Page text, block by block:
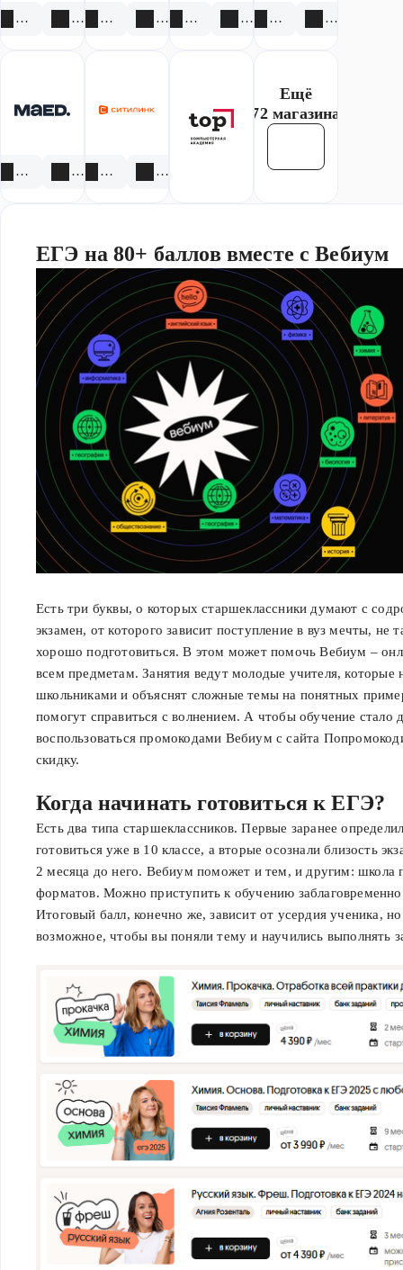
8 акций 3 скидки1 акция 2 скидки2 акции 7 скидок2 акции 2 скидки
2 акции 1 скидка3 акции 1 скидка
Ещё
72 магазина
ЕГЭ на 80+ баллов вместе с Вебиум
Есть три буквы, о которых старшеклассники думают с
экзамен, от которого зависит поступление в вуз мечты, не
хорошо подготовиться. В этом может помочь Вебиум –
всем предметам. Занятия ведут молодые учителя, которые
школьниками и объяснят сложные темы на понятных
помогут справиться с волнением. А чтобы обучение стало
воспользоваться промокодами Вебиум с сайта
скидку.
Когда начинать готовиться к ЕГЭ?
Есть два типа старшеклассников. Первые заранее
готовиться уже в 10 классе, а вторые осознали близость
2 месяца до него. Вебиум поможет и тем, и другим: школа
форматов. Можно приступить к обучению заблаговременно
Итоговый балл, конечно же, зависит от усердия ученика,
возможное, чтобы вы поняли тему и научились выполнять